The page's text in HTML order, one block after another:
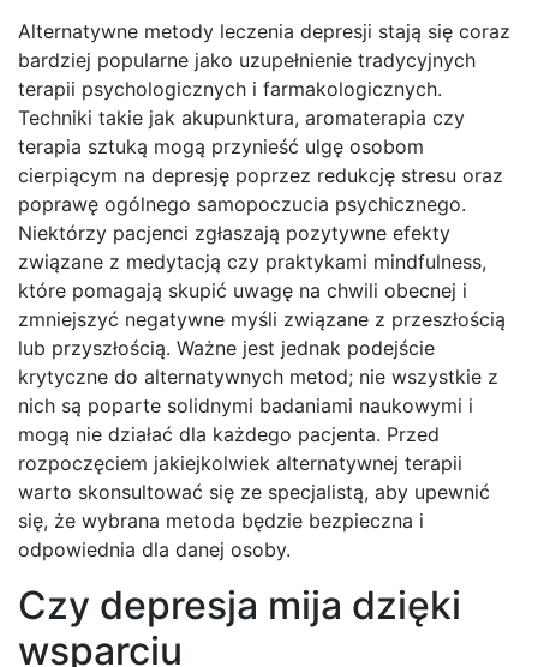
Alternatywne metody leczenia depresji stają się coraz
bardziej popularne jako uzupełnienie tradycyjnych
terapii psychologicznych i farmakologicznych.
Techniki takie jak akupunktura, aromaterapia czy
terapia sztuką mogą przynieść ulgę osobom
cierpiącym na depresję poprzez redukcję stresu oraz
poprawę ogólnego samopoczucia psychicznego.
Niektórzy pacjenci zgłaszają pozytywne efekty
związane z medytacją czy praktykami mindfulness,
które pomagają skupić uwagę na chwili obecnej i
zmniejszyć negatywne myśli związane z przeszłością
lub przyszłością. Ważne jest jednak podejście
krytyczne do alternatywnych metod; nie wszystkie z
nich są poparte solidnymi badaniami naukowymi i
mogą nie działać dla każdego pacjenta. Przed
rozpoczęciem jakiejkolwiek alternatywnej terapii
warto skonsultować się ze specjalistą, aby upewnić
się, że wybrana metoda będzie bezpieczna i
odpowiednia dla danej osoby.
Czy depresja mija dzięki
wsparciu